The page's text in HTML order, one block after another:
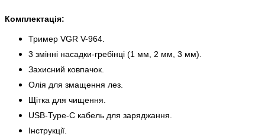
Комплектація:
Тример VGR V-964.
3 змінні насадки-гребінці (1 мм, 2 мм, 3 мм).
Захисний ковпачок.
Олія для змащення лез.
Щітка для чищення.
USB-Type-C кабель для заряджання.
Інструкції.